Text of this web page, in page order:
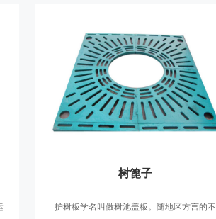
树篦子
护树板学名叫做树池盖板。随地区方言的不